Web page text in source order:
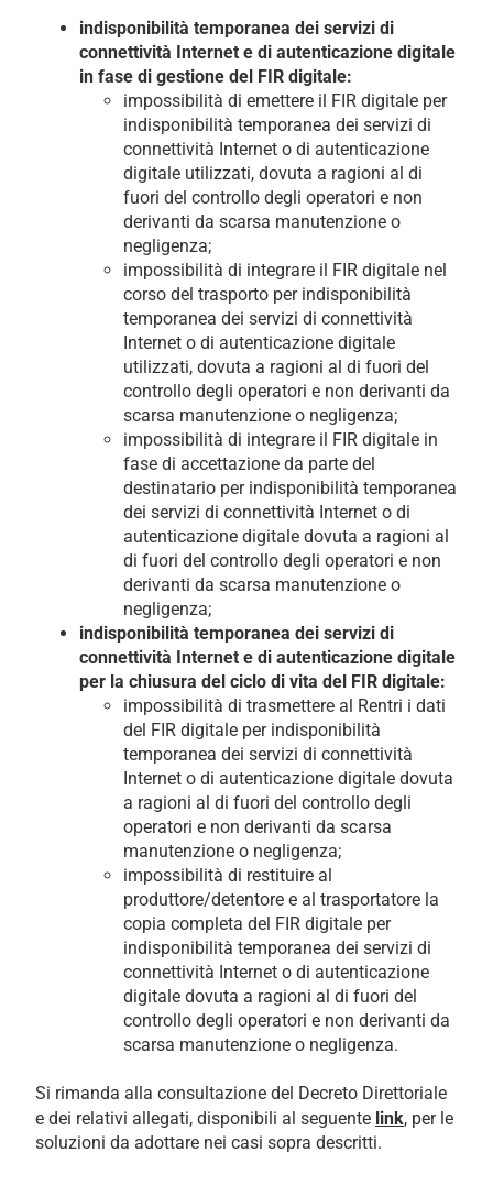
indisponibilità temporanea dei servizi di
connettività Internet e di autenticazione digitale
in fase di gestione del FIR digitale:
impossibilità di emettere il FIR digitale per
indisponibilità temporanea dei servizi di
connettività Internet o di autenticazione
digitale utilizzati, dovuta a ragioni al di
fuori del controllo degli operatori e non
derivanti da scarsa manutenzione o
negligenza;
impossibilità di integrare il FIR digitale nel
corso del trasporto per indisponibilità
temporanea dei servizi di connettività
Internet o di autenticazione digitale
utilizzati, dovuta a ragioni al di fuori del
controllo degli operatori e non derivanti da
scarsa manutenzione o negligenza;
impossibilità di integrare il FIR digitale in
fase di accettazione da parte del
destinatario per indisponibilità temporanea
dei servizi di connettività Internet o di
autenticazione digitale dovuta a ragioni al
di fuori del controllo degli operatori e non
derivanti da scarsa manutenzione o
negligenza;
indisponibilità temporanea dei servizi di
connettività Internet e di autenticazione digitale
per la chiusura del ciclo di vita del FIR digitale:
impossibilità di trasmettere al Rentri i dati
del FIR digitale per indisponibilità
temporanea dei servizi di connettività
Internet o di autenticazione digitale dovuta
a ragioni al di fuori del controllo degli
operatori e non derivanti da scarsa
manutenzione o negligenza;
impossibilità di restituire al
produttore/detentore e al trasportatore la
copia completa del FIR digitale per
indisponibilità temporanea dei servizi di
connettività Internet o di autenticazione
digitale dovuta a ragioni al di fuori del
controllo degli operatori e non derivanti da
scarsa manutenzione o negligenza.
Si rimanda alla consultazione del Decreto Direttoriale
e dei relativi allegati, disponibili al seguente link, per le
soluzioni da adottare nei casi sopra descritti.